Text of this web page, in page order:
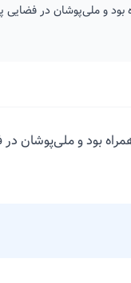
و ملی‌پوشان در فضایی
بود و ملی‌پوشان